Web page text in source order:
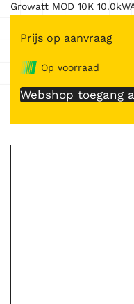
Growatt MOD 10K
Prijs op aanvraag
Op voorraad
Webshop toegang